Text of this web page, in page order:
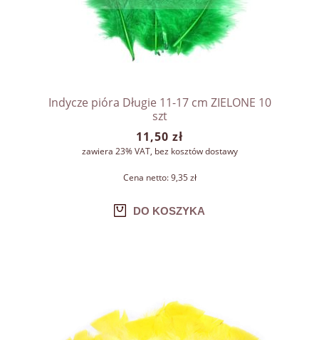
Indycze pióra Długie 11-17 cm ZIELONE 10
szt
11,50 zł
zawiera 23% VAT, bez kosztów dostawy
Cena netto:9,35 zł
DO KOSZYKA